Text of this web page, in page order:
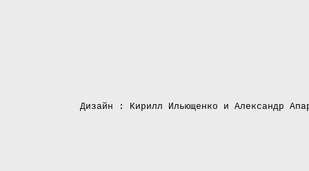
Дизайн : Кирилл Ильющенко и Александр